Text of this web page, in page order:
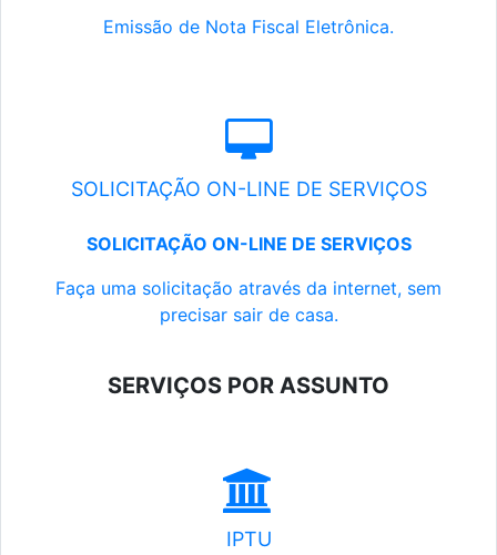
Emissão de Nota Fiscal Eletrônica.
SOLICITAÇÃO ON-LINE DE SERVIÇOS
SOLICITAÇÃO ON-LINE DE SERVIÇOS
Faça uma solicitação através da internet, sem
precisar sair de casa.
SERVIÇOS POR ASSUNTO
IPTU